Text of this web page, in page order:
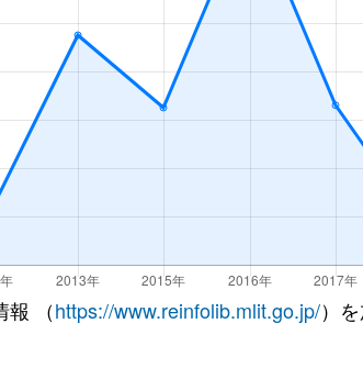
報 （https://www.reinfolib.mlit.go.jp/）